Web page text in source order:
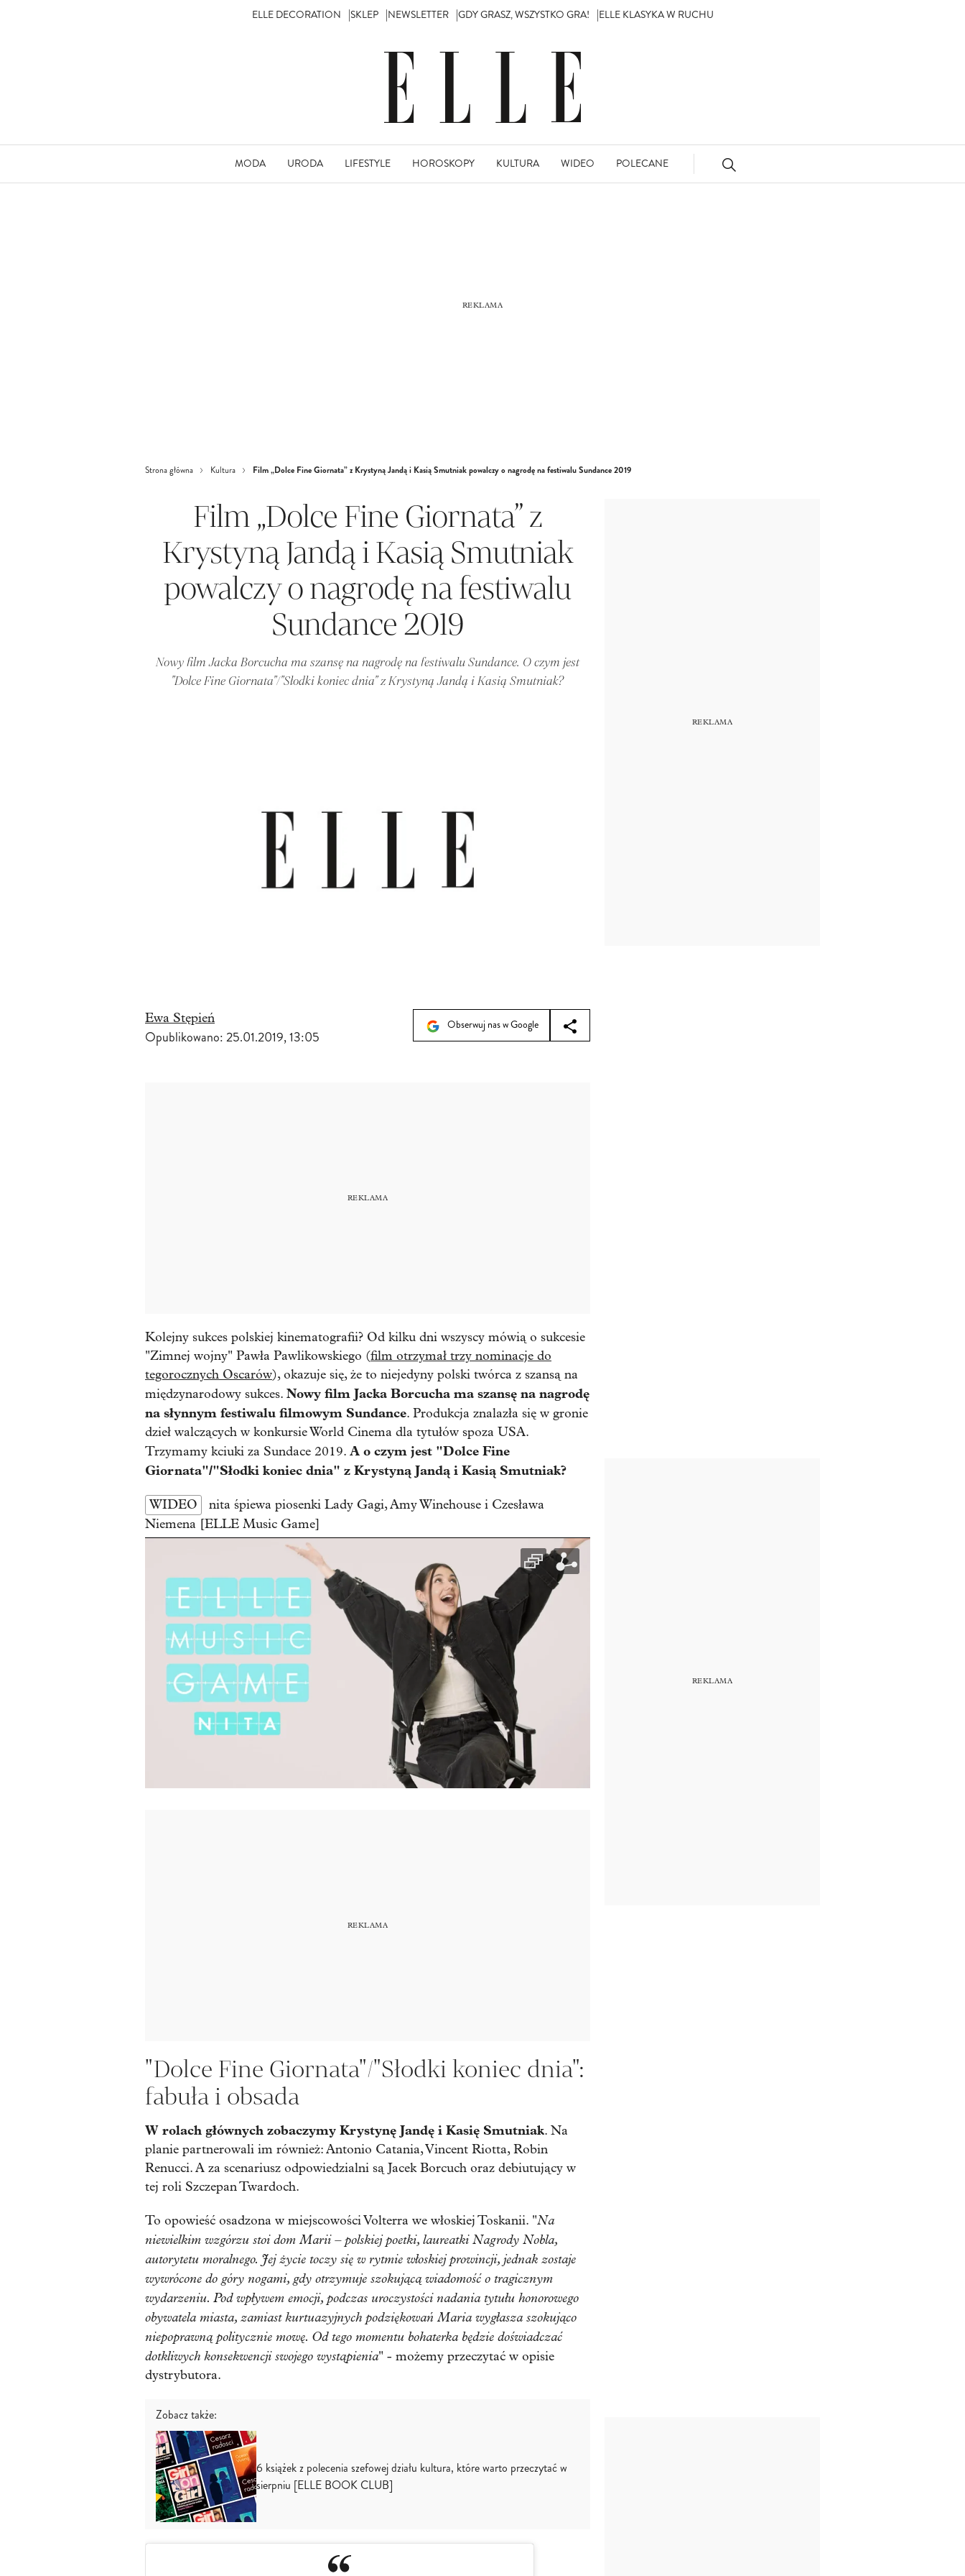
ELLE DECORATION SKLEP NEWSLETTER GDY GRASZ, WSZYSTKO GRA! ELLE KLASYKA W RUCHU
MODA URODA LIFESTYLE HOROSKOPY KULTURA WIDEO POLECANE
Strona główna Kultura Film „Dolce Fine Giornata” z Krystyną Jandą i Kasią Smutniak powalczy o nagrodę na festiwalu Sundance 2019
Film „Dolce Fine Giornata” z
Krystyną Jandą i Kasią Smutniak
powalczy o nagrodę na festiwalu
Sundance 2019
Nowy film Jacka Borcucha ma szansę na nagrodę na festiwalu Sundance. O czym jest
"Dolce Fine Giornata"/"Słodki koniec dnia" z Krystyną Jandą i Kasią Smutniak?
Ewa Stępień
Opublikowano:25.01.2019, 13:05
Obserwuj nas w Google
Kolejny sukces polskiej kinematografii? Od kilku dni wszyscy mówią o sukcesie
"Zimnej wojny" Pawła Pawlikowskiego (film otrzymał trzy nominacje do
tegorocznych Oscarów), okazuje się, że to niejedyny polski twórca z szansą na
międzynarodowy sukces. Nowy film Jacka Borcucha ma szansę na nagrodę
na słynnym festiwalu filmowym Sundance. Produkcja znalazła się w gronie
dzieł walczących w konkursie World Cinema dla tytułów spoza USA.
Trzymamy kciuki za Sundace 2019. A o czym jest "Dolce Fine
Giornata"/"Słodki koniec dnia" z Krystyną Jandą i Kasią Smutniak?
WIDEO
nita śpiewa piosenki Lady Gagi, Amy Winehouse i Czesława
Niemena [ELLE Music Game]
"Dolce Fine Giornata"/"Słodki koniec dnia":
fabuła i obsada
W rolach głównych zobaczymy Krystynę Jandę i Kasię Smutniak. Na
planie partnerowali im również: Antonio Catania, Vincent Riotta, Robin
Renucci. A za scenariusz odpowiedzialni są Jacek Borcuch oraz debiutujący w
tej roli Szczepan Twardoch.
To opowieść osadzona w miejscowości Volterra we włoskiej Toskanii. "Na
niewielkim wzgórzu stoi dom Marii – polskiej poetki, laureatki Nagrody Nobla,
autorytetu moralnego. Jej życie toczy się w rytmie włoskiej prowincji, jednak zostaje
wywrócone do góry nogami, gdy otrzymuje szokującą wiadomość o tragicznym
wydarzeniu. Pod wpływem emocji, podczas uroczystości nadania tytułu honorowego
obywatela miasta, zamiast kurtuazyjnych podziękowań Maria wygłasza szokująco
niepoprawną politycznie mowę. Od tego momentu bohaterka będzie doświadczać
dotkliwych konsekwencji swojego wystąpienia" - możemy przeczytać w opisie
dystrybutora.
Zobacz także:
6 książek z polecenia szefowej działu kultura, które warto przeczytać w
sierpniu [ELLE BOOK CLUB]